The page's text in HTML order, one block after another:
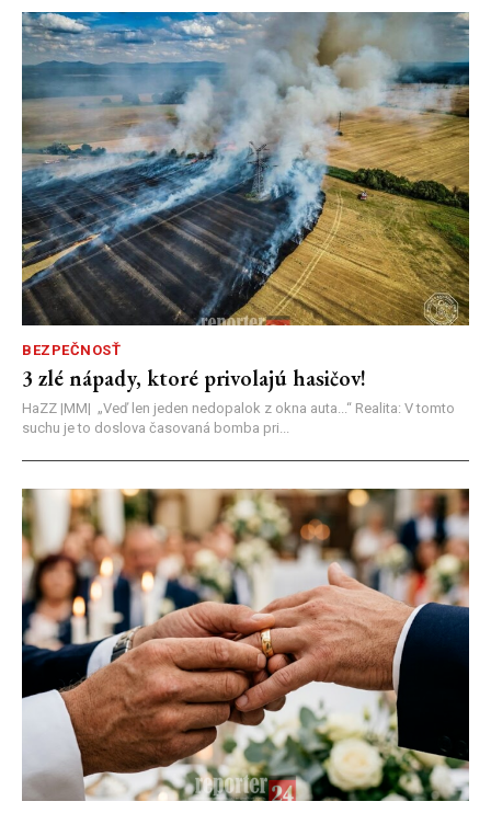
BEZPEČNOSŤ
3 zlé nápady, ktoré privolajú hasičov!
HaZZ |MM| ​„Veď len jeden nedopalok z okna auta...“ ​Realita: V tomto
suchu je to doslova časovaná bomba pri...